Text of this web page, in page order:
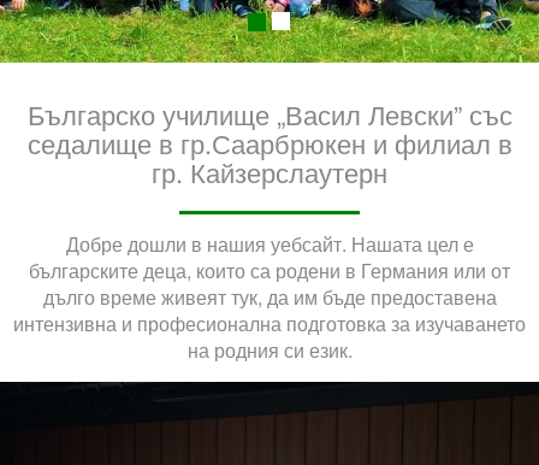
Българско училище „Васил Левски” със
седалище в гр.Саарбрюкен и филиал в
гр. Кайзерслаутерн
Добре дошли в нашия уебсайт. Нашата цел е
българските деца, които са родени в Германия или от
дълго време живеят тук, да им бъде предоставена
интензивна и професионална подготовка за изучаването
на родния си език.